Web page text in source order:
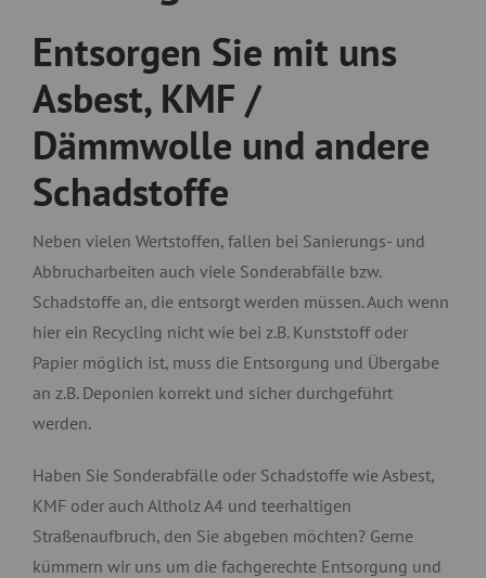
Entsorgen Sie mit uns
Asbest, KMF /
Dämmwolle und andere
Schadstoffe
Neben vielen Wertstoffen, fallen bei Sanierungs- und
Abbrucharbeiten auch viele Sonderabfälle bzw.
Schadstoffe an, die entsorgt werden müssen. Auch wenn
hier ein Recycling nicht wie bei z.B. Kunststoff oder
Papier möglich ist, muss die Entsorgung und Übergabe
an z.B. Deponien korrekt und sicher durchgeführt
werden.
Haben Sie Sonderabfälle oder Schadstoffe wie Asbest,
KMF oder auch Altholz A4 und teerhaltigen
Straßenaufbruch, den Sie abgeben möchten? Gerne
kümmern wir uns um die fachgerechte Entsorgung und